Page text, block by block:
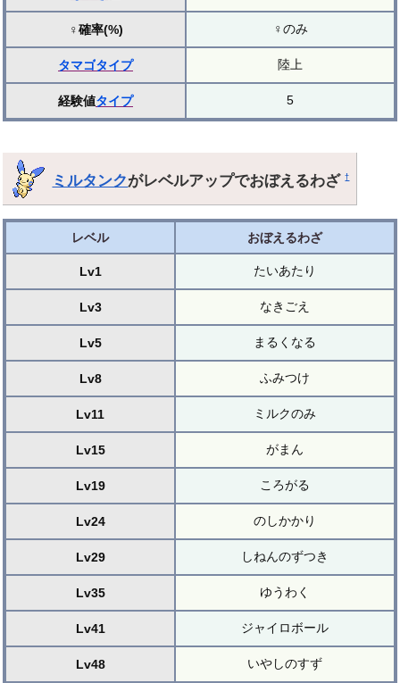
♀確率(%) ♀のみ
タマゴタイプ 陸上
経験値タイプ 5
ミルタンクがレベルアップでおぼえるわざ†
レベル おぼえるわざ
Lv1 たいあたり
Lv3 なきごえ
Lv5 まるくなる
Lv8 ふみつけ
Lv11 ミルクのみ
Lv15 がまん
Lv19 ころがる
Lv24 のしかかり
Lv29 しねんのずつき
Lv35 ゆうわく
Lv41 ジャイロボール
Lv48 いやしのすず